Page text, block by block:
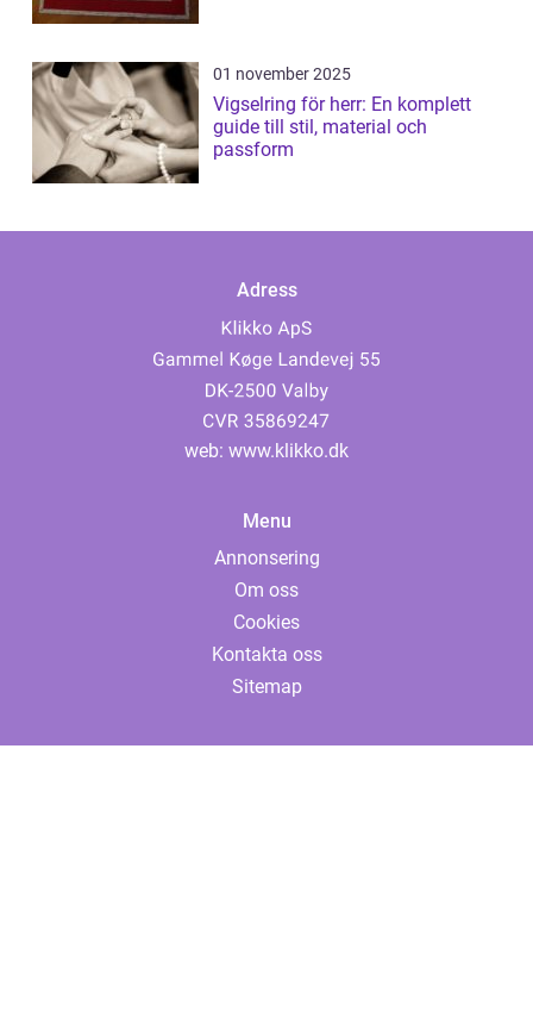
01 november 2025
Vigselring för herr: En komplett
guide till stil, material och
passform
Adress
web: www.klikko.dk
Menu
Annonsering
Om oss
Cookies
Kontakta oss
Sitemap